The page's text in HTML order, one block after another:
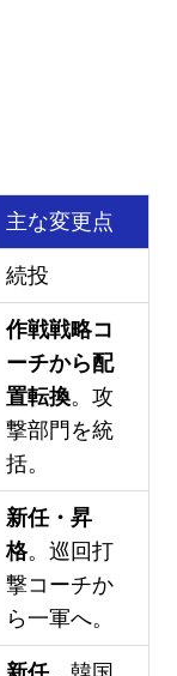
主な変更点
続投
作戦戦略コ
ーチから配
置転換。攻
撃部門を統
括。
新任・昇
格。巡回打
撃コーチか
ら一軍へ。